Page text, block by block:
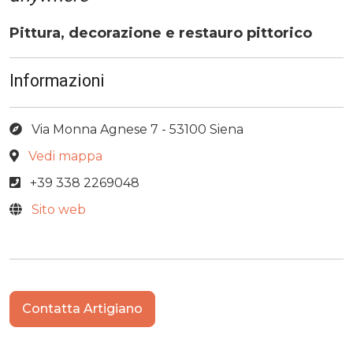
Pittura, decorazione e restauro pittorico
Informazioni
Via Monna Agnese 7 - 53100 Siena
Vedi mappa
+39 338 2269048
Sito web
Contatta Artigiano